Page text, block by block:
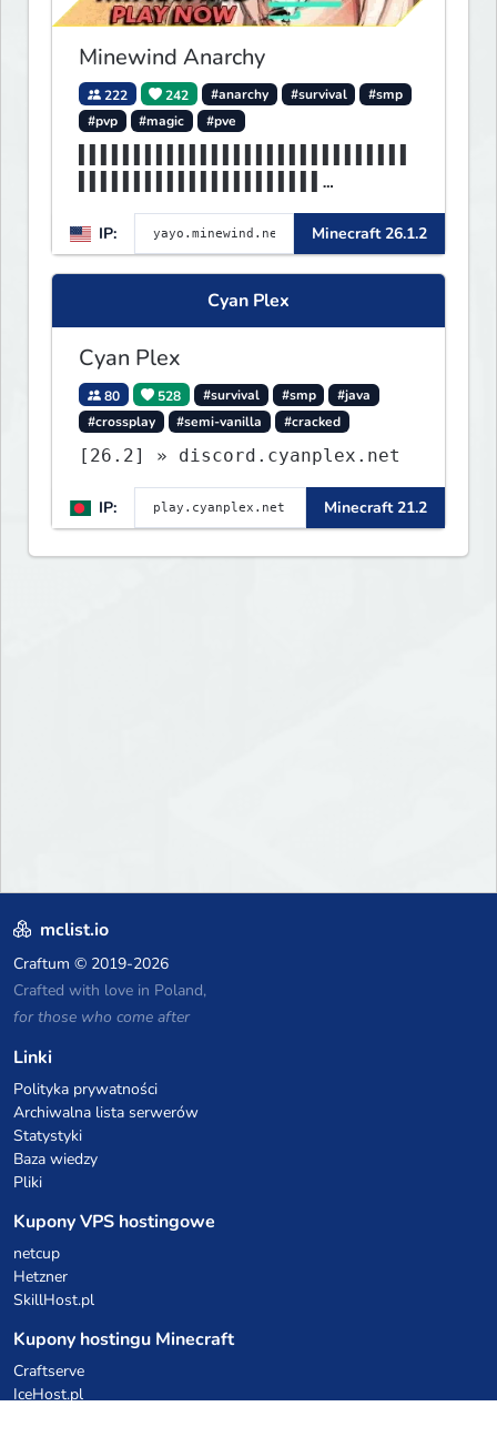
Minewind Anarchy
222 242 #anarchy #survival
#smp
#pvp
#magic #pve
▌▌▌▌▌▌▌▌▌▌▌▌▌▌▌▌▌▌▌▌▌▌▌▌▌▌▌▌▌▌
▌▌▌MINEWIND▌▌▌▌▌▌▌▌▌▌▌
IP: Minecraft 26.1.2
Cyan Plex
Cyan Plex
80 528 #survival #smp
#java
#crossplay
#semi-vanilla #cracked
[26.2] » discord.cyanplex.net
IP: Minecraft 21.2
mclist.io
Craftum © 2019-2026
Crafted with love in Poland,
for those who come after
Linki
Polityka prywatności
Archiwalna lista serwerów
Statystyki
Baza wiedzy
Pliki
Kupony VPS hostingowe
netcup
Hetzner
SkillHost.pl
Kupony hostingu Minecraft
Craftserve
IceHost.pl